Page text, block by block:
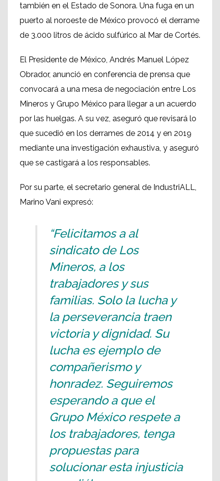
también en el Estado de Sonora. Una fuga en un
puerto al noroeste de México provocó el derrame
de 3.000 litros de ácido sulfúrico al Mar de Cortés.
El Presidente de México, Andrés Manuel López
Obrador, anunció en conferencia de prensa que
convocará a una mesa de negociación entre Los
Mineros y Grupo México para llegar a un acuerdo
por las huelgas. A su vez, aseguró que revisará lo
que sucedió en los derrames de 2014 y en 2019
mediante una investigación exhaustiva, y aseguró
que se castigará a los responsables.
Por su parte, el secretario general de IndustriALL,
Marino Vani expresó:
“Felicitamos a al
sindicato de Los
Mineros, a los
trabajadores y sus
familias. Solo la lucha y
la perseverancia traen
victoria y dignidad. Su
lucha es ejemplo de
compañerismo y
honradez. Seguiremos
esperando a que el
Grupo México respete a
los trabajadores, tenga
propuestas para
solucionar esta injusticia